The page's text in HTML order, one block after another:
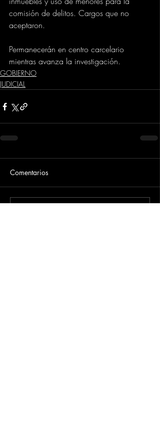
comisión de delitos. Cargos que no
aceptaron.
Permanecerán en centro carcelario
mientras avanza la investigación.
GOBIERNO
JUDICIAL
Comentarios